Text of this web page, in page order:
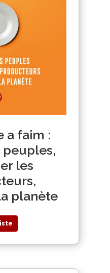
a faim :
les
planète